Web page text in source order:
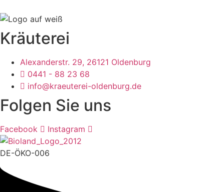
Kräuterei
Alexanderstr. 29, 26121 Oldenburg
0441 - 88 23 68
info@kraeuterei-oldenburg.de
Folgen Sie uns
Facebook Instagram
DE-ÖKO-006